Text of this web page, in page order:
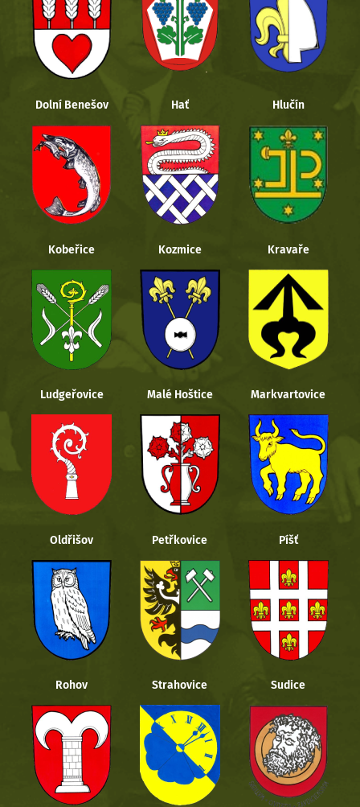
Dolní Benešov Hať Hlučín
Kobeřice Kozmice Kravaře
Ludgeřovice Malé Hoštice Markvartovice
Oldřišov Petřkovice Píšť
Rohov Strahovice Sudice